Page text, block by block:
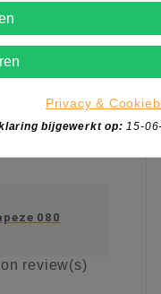
080
review(s)
Privacy &
bijgewerkt op: 15-